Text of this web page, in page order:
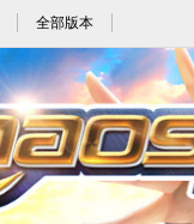
全部版本